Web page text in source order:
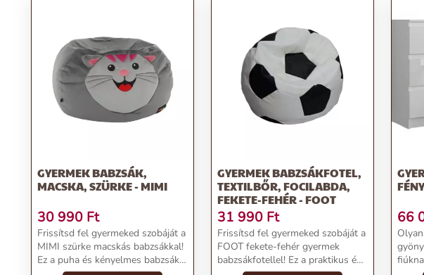
GYERMEK BABZSÁK,
MACSKA, SZÜRKE - MIMI
30 990 Ft
Frissítsd fel gyermeked szobáját a
MIMI szürke macskás babzsákkal!
Ez a puha és kényelmes babzsák
GYERMEK BABZSÁKFOTEL,
TEXTILBŐR, FOCILABDA,
FEKETE-FEHÉR - FOOT
31 990 Ft
Frissítsd fel gyermeked szobáját a
FOOT fekete-fehér gyermek
babzsákfotellel! Ez a praktikus és
66